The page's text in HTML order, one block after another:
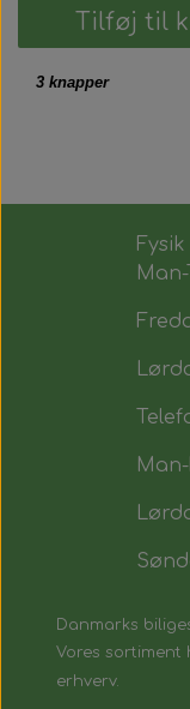
Tilføj til
3 knapper
Man-
Man-
Danmarks
Vores sortiment
erhverv.